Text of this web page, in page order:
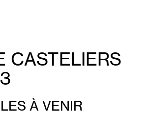
CASTELIERS
À VENIR